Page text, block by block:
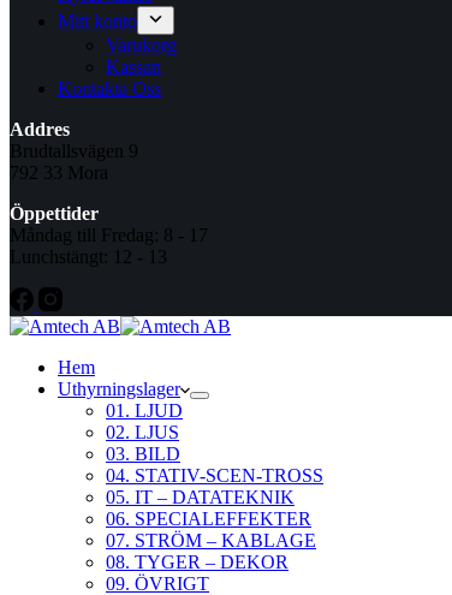
Mitt konto
Varukorg
Kassan
Kontakta Oss
Addres
Brudtallsvägen 9
792 33 Mora
Öppettider
Måndag till Fredag: 8 - 17
Lunchstängt: 12 - 13
Hem
Uthyrningslager
01. LJUD
02. LJUS
03. BILD
04. STATIV-SCEN-TROSS
05. IT – DATATEKNIK
06. SPECIALEFFEKTER
07. STRÖM – KABLAGE
08. TYGER – DEKOR
09. ÖVRIGT